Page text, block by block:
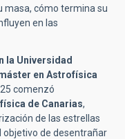
masa, cómo termina su
en las
la Universidad
en Astrofísica
comenzó
de Canarias,
de las estrellas
objetivo de desentrañar